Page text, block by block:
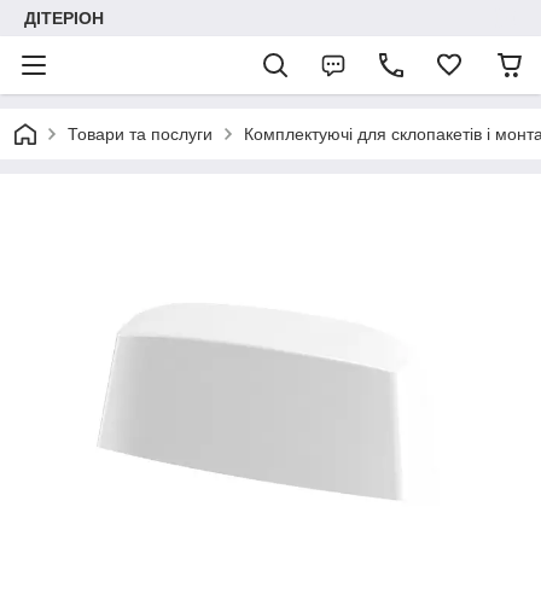
ДІТЕРІОН
Товари та послуги Комплектуючі для склопакетів і